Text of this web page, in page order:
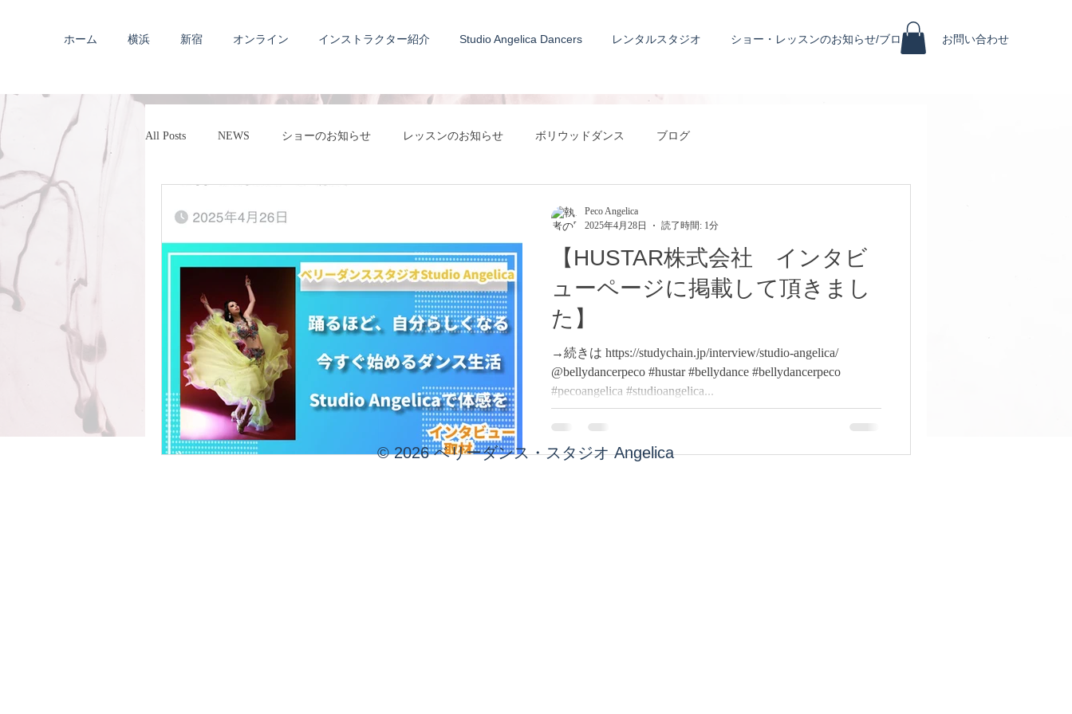
ホーム 横浜 新宿 オンライン インストラクター紹介 Studio Angelica Dancers レンタルスタジオ ショー・レッスンのお知らせ/ブログ お問い合わせ
All Posts NEWS ショーのお知らせ レッスンのお知らせ ボリウッドダンス ブログ
【HUSTAR株式会社 インタビ
ューページに掲載して頂きまし
た】
→続きは https://studychain.jp/interview/studio-angelica/
@bellydancerpeco #hustar #bellydance #bellydancerpeco
#pecoangelica #studioangelica...
Peco Angelica
2025年4月28日
読了時間: 1分
© 2026 ベリーダンス・スタジオ Angelica